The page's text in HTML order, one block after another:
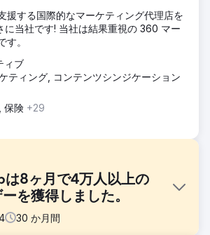
援する国際的なマーケティング代理店を
に当社です! 当社は結果重視の 360 マー
。
ィブ
ティング, コンテンツシンジケーション
保険 +29
8ヶ月で4万人以上の
を獲得しました。
30 か月間